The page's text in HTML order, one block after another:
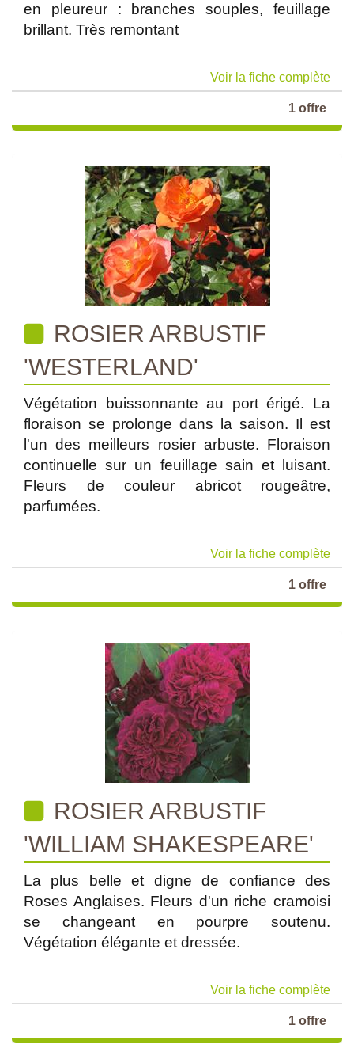
en pleureur : branches souples, feuillage
brillant. Très remontant
Voir la fiche complète
1 offre
ROSIER ARBUSTIF
'WESTERLAND'
Végétation buissonnante au port érigé. La
floraison se prolonge dans la saison. Il est
l'un des meilleurs rosier arbuste. Floraison
continuelle sur un feuillage sain et luisant.
Fleurs de couleur abricot rougeâtre,
parfumées.
Voir la fiche complète
1 offre
ROSIER ARBUSTIF
'WILLIAM SHAKESPEARE'
La plus belle et digne de confiance des
Roses Anglaises. Fleurs d'un riche cramoisi
se changeant en pourpre soutenu.
Végétation élégante et dressée.
Voir la fiche complète
1 offre